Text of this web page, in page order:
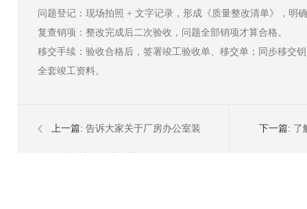
问题登记：现场拍照 + 文字记录，形成《质量整改清单》，明
复查销项：整改完成后二次验收，问题全部销项才算合格。
移交手续：验收合格后，签署竣工验收单、移交单；同步移交
全套竣工资料。
上一篇: 告诉大家关于厂房办公室装 下一篇: 了